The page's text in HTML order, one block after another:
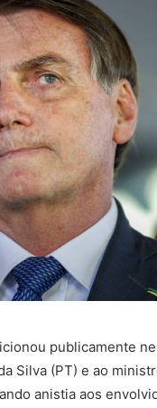
publicamente
Silva (PT) e ao
anistia aos